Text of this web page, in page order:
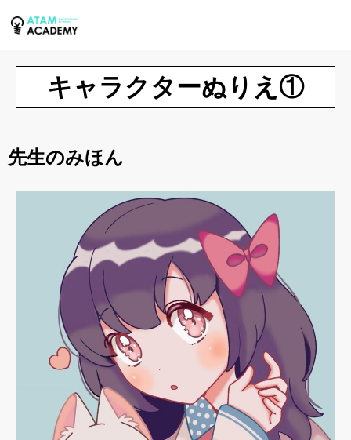
キャラクターぬりえ①
先生のみほん